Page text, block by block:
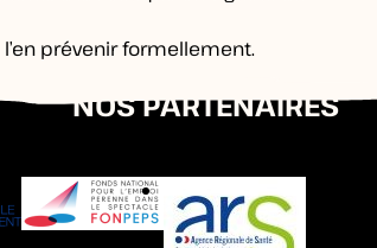
prévenir formellement.
NOS PARTENAIRES